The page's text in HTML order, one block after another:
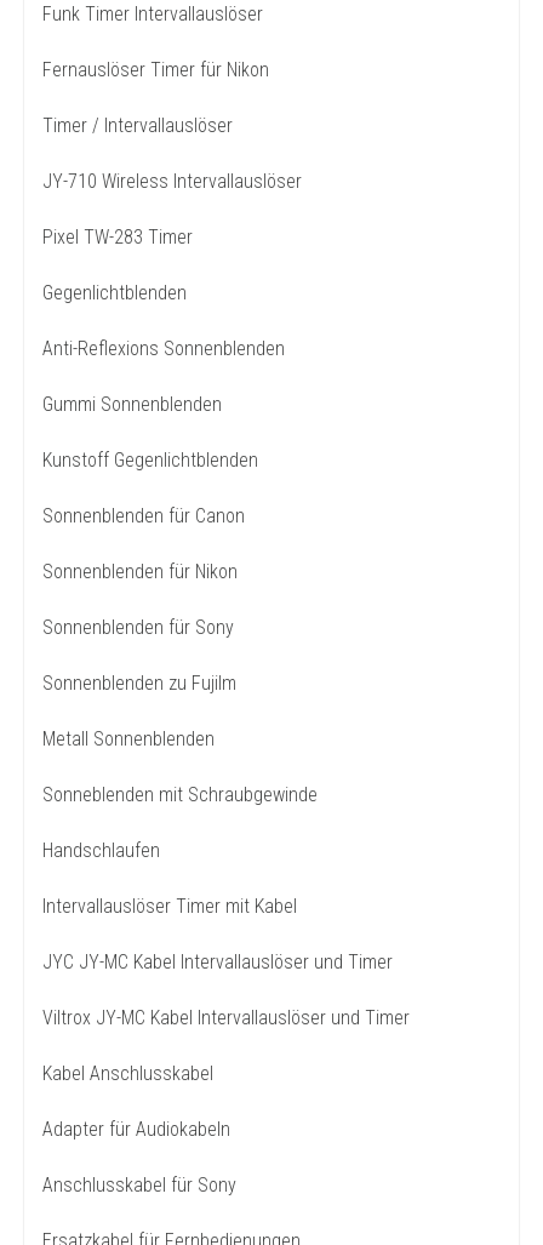
Funk Timer Intervallauslöser
Fernauslöser Timer für Nikon
Timer / Intervallauslöser
JY-710 Wireless Intervallauslöser
Pixel TW-283 Timer
Gegenlichtblenden
Anti-Reflexions Sonnenblenden
Gummi Sonnenblenden
Kunstoff Gegenlichtblenden
Sonnenblenden für Canon
Sonnenblenden für Nikon
Sonnenblenden für Sony
Sonnenblenden zu Fujilm
Metall Sonnenblenden
Sonneblenden mit Schraubgewinde
Handschlaufen
Intervallauslöser Timer mit Kabel
JYC JY-MC Kabel Intervallauslöser und Timer
Viltrox JY-MC Kabel Intervallauslöser und Timer
Kabel Anschlusskabel
Adapter für Audiokabeln
Anschlusskabel für Sony